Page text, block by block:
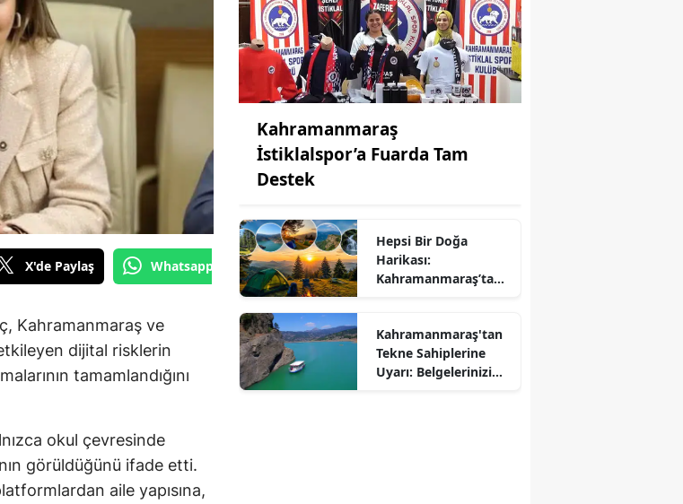
X'de Paylaş Whatsapp'tan Gönder
Kahramanmaraş ve
dijital risklerin
tamamlandığını
okul çevresinde
görüldüğünü ifade etti.
aile yapısına,
Kahramanmaraş
İstiklalspor’a Fuarda Tam
Destek
Hepsi Bir Doğa
Harikası:
Kahramanmaraş’ta
Güzel Alanlar
Kahramanmaraş'tan
Tekne Sahiplerine
Uyarı: Belgelerinizi